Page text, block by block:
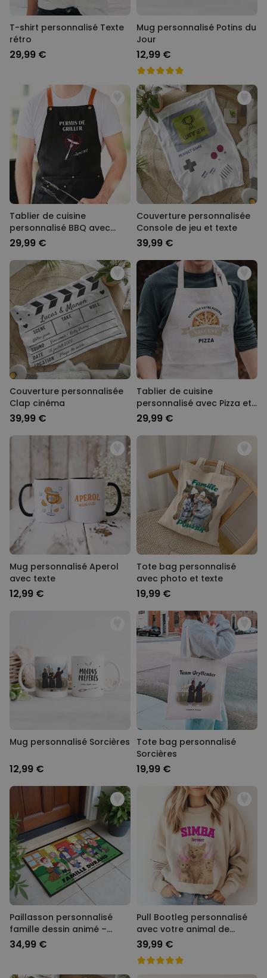
T-shirt personnalisé Texte
rétro
29,99 €
Mug personnalisé Potins du
Jour
12,99 €
Tablier de cuisine
personnalisé BBQ avec
texte
29,99 €
Couverture personnalisée
Console de jeu et texte
39,99 €
Couverture personnalisée
Clap cinéma
39,99 €
Tablier de cuisine
personnalisé avec Pizza et
nom
29,99 €
Mug personnalisé Aperol
avec texte
12,99 €
Tote bag personnalisé
avec photo et texte
19,99 €
Mug personnalisé Sorcières
12,99 €
Tote bag personnalisé
Sorcières
19,99 €
Paillasson personnalisé
famille dessin animé –
Illustration
34,99 €
Pull Bootleg personnalisé
avec votre animal de
compagnie
39,99 €